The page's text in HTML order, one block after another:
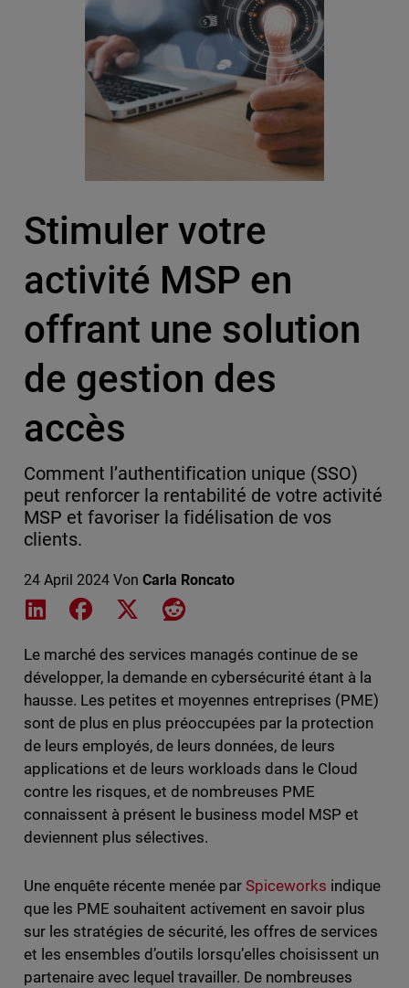
Stimuler votre
activité MSP en
offrant une solution
de gestion des
accès
Comment l’authentification unique (SSO)
peut renforcer la rentabilité de votre activité
MSP et favoriser la fidélisation de vos
clients.
24 April 2024 Von Carla Roncato
Share on LinkedIn
Share on Facebook
Share on XShare on Reddit
Le marché des services managés continue de se
développer, la demande en cybersécurité étant à la
hausse. Les petites et moyennes entreprises (PME)
sont de plus en plus préoccupées par la protection
de leurs employés, de leurs données, de leurs
applications et de leurs workloads dans le Cloud
contre les risques, et de nombreuses PME
connaissent à présent le business model MSP et
deviennent plus sélectives.
Une enquête récente menée par Spiceworks indique
que les PME souhaitent activement en savoir plus
sur les stratégies de sécurité, les offres de services
et les ensembles d’outils lorsqu’elles choisissent un
partenaire avec lequel travailler. De nombreuses